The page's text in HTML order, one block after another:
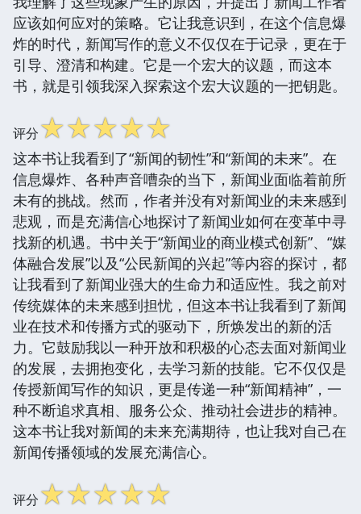
应该如何应对的策略。它让我意识到，在这个信息爆
炸的时代，新闻写作的意义不仅仅在于记录，更在于
引导、澄清和构建。它是一个宏大的议题，而这本
书，就是引领我深入探索这个宏大议题的一把钥匙。
评分☆☆☆☆☆
这本书让我看到了“新闻的韧性”和“新闻的未来”。在
信息爆炸、各种声音嘈杂的当下，新闻业面临着前所
未有的挑战。然而，作者并没有对新闻业的未来感到
悲观，而是充满信心地探讨了新闻业如何在变革中寻
找新的机遇。书中关于“新闻业的商业模式创新”、“媒
体融合发展”以及“公民新闻的兴起”等内容的探讨，都
让我看到了新闻业强大的生命力和适应性。我之前对
传统媒体的未来感到担忧，但这本书让我看到了新闻
业在技术和传播方式的驱动下，所焕发出的新的活
力。它鼓励我以一种开放和积极的心态去面对新闻业
的发展，去拥抱变化，去学习新的技能。它不仅仅是
传授新闻写作的知识，更是传递一种“新闻精神”，一
种不断追求真相、服务公众、推动社会进步的精神。
这本书让我对新闻的未来充满期待，也让我对自己在
新闻传播领域的发展充满信心。
评分☆☆☆☆☆